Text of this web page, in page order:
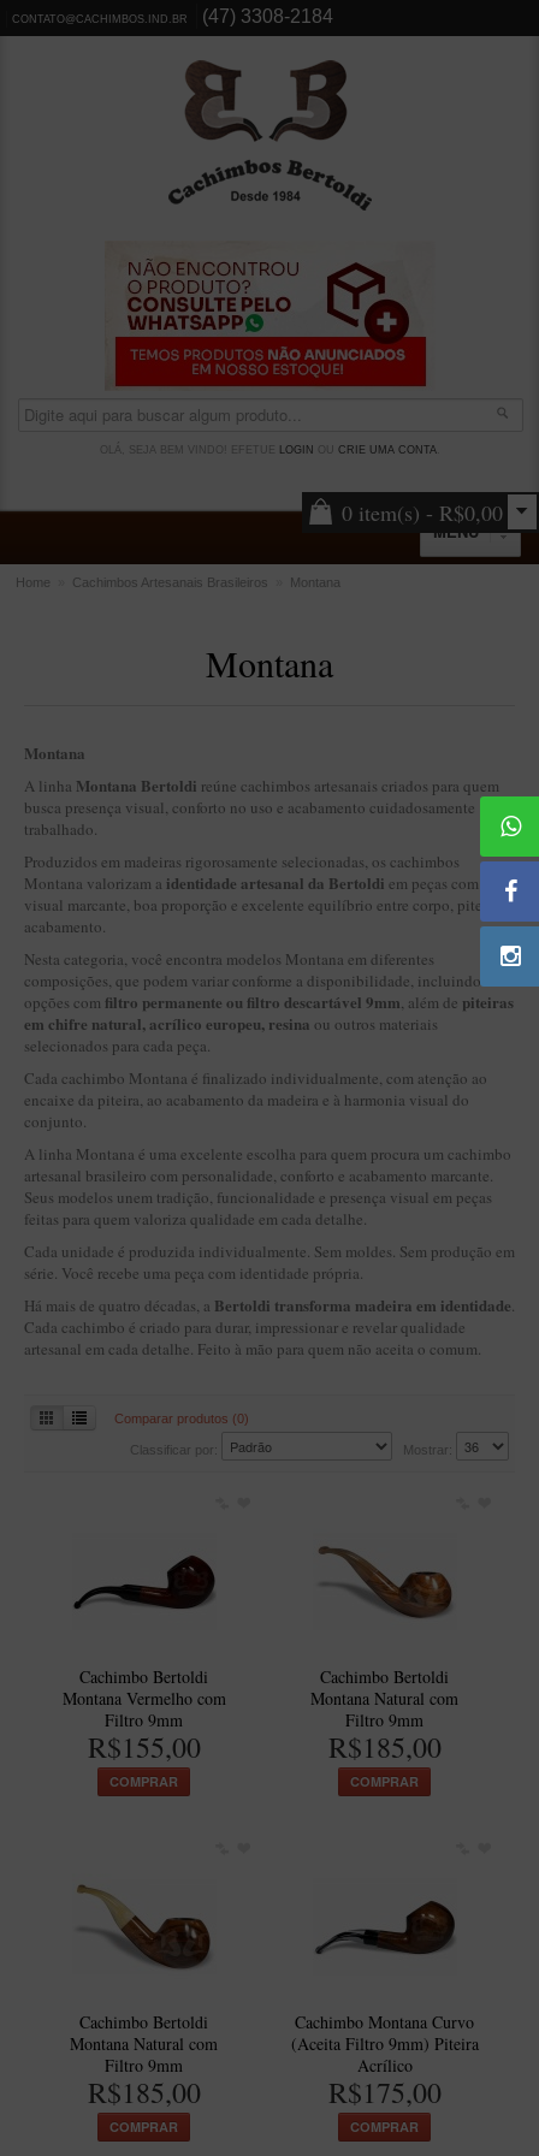
CONTATO@CACHIMBOS.IND.BR (47) 3308-2184
OLÁ, SEJA BEM VINDO! EFETUE LOGIN CRIE UMA CONTA.
0 item(s) - R$0,00
MENU
Suportes Bertoldi para Cachimbos
Piteiras para Cigarro
Limpadores para Cachimbo
Bolsas para Cachimbo
Cinzeiros
Cortadores de Charuto
Fluidos
BLENDS
Blend Kumbaya
Blends Para Cachimbo
Blends Para Enrolar
Cândido Giovanella
D'ora
Doctor Pipe
LINHA IDELFONSO BERTOLDI
SUPORTES
Suporte Botinha para 1 cachimbo
Suporte Churchwarden
Suporte para 2 Cachimbos
CACHIMBOS ARTESANAIS BRASILEIROS
Cachimbos com Anel
Elite
Elite Nº 2
Elite Polido
Giovanni Encerado
Home Cachimbos Artesanais Brasileiros Montana
Montana
Montana
A linha Montana Bertoldi reúne cachimbos artesanais criados para quem
busca presença visual, conforto no uso e acabamento cuidadosamente
trabalhado.
Produzidos em madeiras rigorosamente selecionadas, os cachimbos
Montana valorizam a identidade artesanal da Bertoldi em peças com
visual marcante, boa proporção e excelente equilíbrio entre corpo, piteira e
acabamento.
Nesta categoria, você encontra modelos Montana em diferentes
composições, que podem variar conforme a disponibilidade, incluindo
opções com filtro permanente ou filtro descartável 9mm, além de piteiras
em chifre natural, acrílico europeu, resina ou outros materiais
selecionados para cada peça.
Cada cachimbo Montana é finalizado individualmente, com atenção ao
encaixe da piteira, ao acabamento da madeira e à harmonia visual do
conjunto.
A linha Montana é uma excelente escolha para quem procura um cachimbo
artesanal brasileiro com personalidade, conforto e acabamento marcante.
Seus modelos unem tradição, funcionalidade e presença visual em peças
feitas para quem valoriza qualidade em cada detalhe.
Cada unidade é produzida individualmente. Sem moldes. Sem produção em
série. Você recebe uma peça com identidade própria.
Há mais de quatro décadas, a Bertoldi transforma madeira em identidade.
Cada cachimbo é criado para durar, impressionar e revelar qualidade
artesanal em cada detalhe. Feito à mão para quem não aceita o comum.
Comparar produtos (0)
Classificar por: Mostrar:
Cachimbo Bertoldi
Montana Vermelho com
Filtro 9mm
R$155,00
COMPRAR
Cachimbo Bertoldi
Montana Natural com
Filtro 9mm
R$185,00
COMPRAR
Cachimbo Bertoldi
Montana Natural com
Filtro 9mm
R$185,00
COMPRAR
Cachimbo Montana Curvo
(Aceita Filtro 9mm) Piteira
Acrílico
R$175,00
COMPRAR